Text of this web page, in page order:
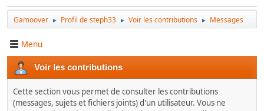
Gamoover ► Profil de steph33 ► Voir les contributions ► Messages
Menu
Voir les contributions
Cette section vous permet de consulter les contributions
(messages, sujets et fichiers joints) d'un utilisateur. Vous ne